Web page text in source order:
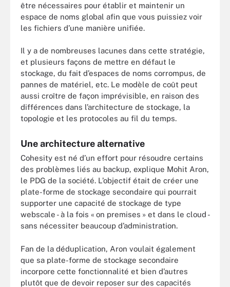
être nécessaires pour établir et maintenir un
espace de noms global afin que vous puissiez voir
les fichiers d’une manière unifiée.
Il y a de nombreuses lacunes dans cette stratégie,
et plusieurs façons de mettre en défaut le
stockage, du fait d’espaces de noms corrompus, de
pannes de matériel, etc. Le modèle de coût peut
aussi croître de façon imprévisible, en raison des
différences dans l’architecture de stockage, la
topologie et les protocoles au fil du temps.
Une architecture alternative
Cohesity est né d’un effort pour résoudre certains
des problèmes liés au backup, explique Mohit Aron,
le PDG de la société. L’objectif était de créer une
plate-forme de stockage secondaire qui pourrait
supporter une capacité de stockage de type
webscale - à la fois « on premises » et dans le cloud -
sans nécessiter beaucoup d’administration.
Fan de la déduplication, Aron voulait également
que sa plate-forme de stockage secondaire
incorpore cette fonctionnalité et bien d’autres
plutôt que de devoir reposer sur des capacités